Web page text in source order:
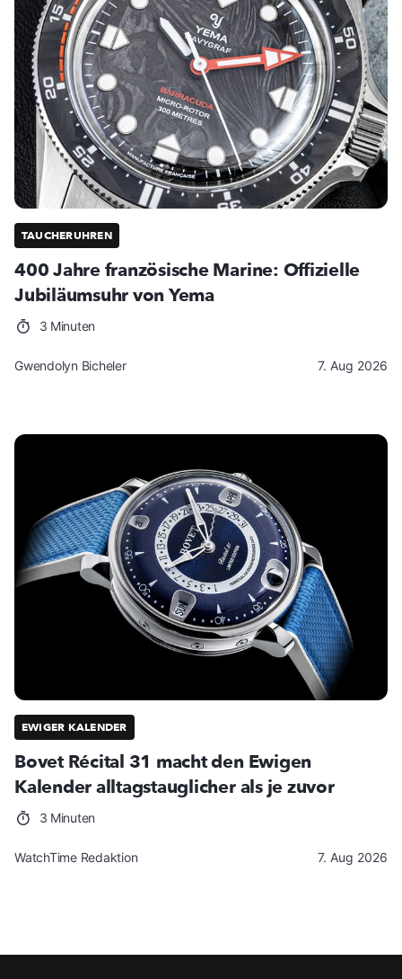
TAUCHERUHREN
400 Jahre französische Marine: Offizielle
Jubiläumsuhr von Yema
3 Minuten
Gwendolyn Bicheler 7. Aug 2026
EWIGER KALENDER
Bovet Récital 31 macht den Ewigen
Kalender alltagstauglicher als je zuvor
3 Minuten
WatchTime Redaktion 7. Aug 2026